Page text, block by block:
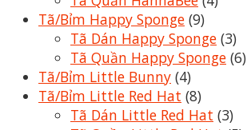
Tã/Bỉm Happy Sponge (9)
Tã Dán Happy Sponge (3)
Tã Quần Happy Sponge (6)
Tã/Bỉm Little Bunny (4)
Tã/Bỉm Little Red Hat (8)
Tã Dán Little Red Hat (3)